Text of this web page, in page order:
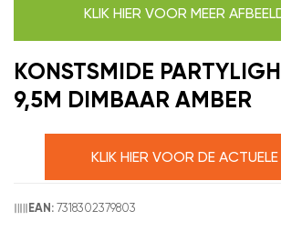
KLIK HIER VOOR MEER
KONSTSMIDE
9,5M DIMBAAR AMBER
KLIK HIER VOOR DE
EAN: 7318302379803